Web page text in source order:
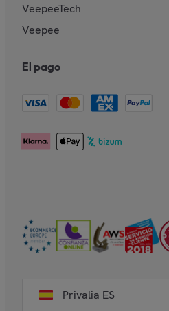
VeepeeTech
Veepee
El pago
Privalia ES